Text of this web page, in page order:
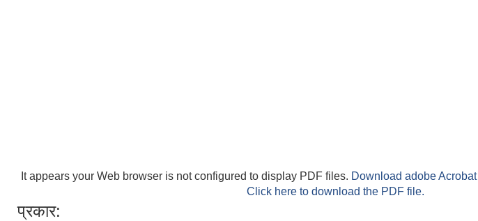
It appears your Web browser is not configured to display PDF files. Download adobe Acrobat
Click here to download the PDF file.
प्रकार: